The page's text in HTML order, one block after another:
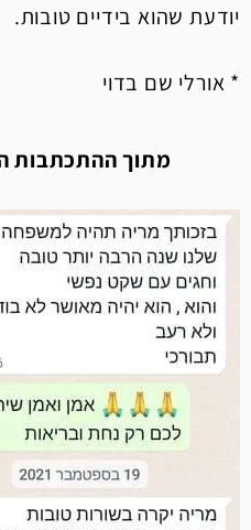
יודעת שהוא בידיים טובות.
* אורלי שם בדוי
מתוך ההתכתבות